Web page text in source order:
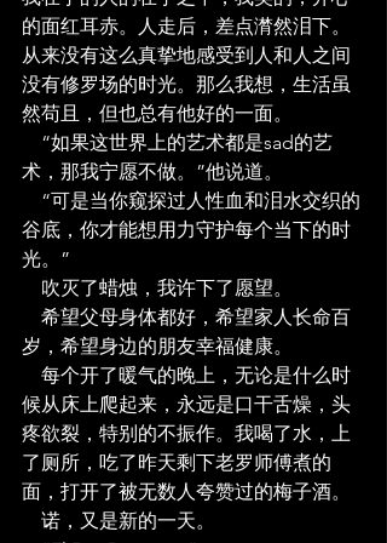
的面红耳赤。人走后，差点潸然泪下。
从来没有这么真挚地感受到人和人之间
没有修罗场的时光。那么我想，生活虽
然苟且，但也总有他好的一面。
“如果这世界上的艺术都是sad的艺
术，那我宁愿不做。”他说道。
“可是当你窥探过人性血和泪水交织的
谷底，你才能想用力守护每个当下的时
光。”
吹灭了蜡烛，我许下了愿望。
希望父母身体都好，希望家人长命百
岁，希望身边的朋友幸福健康。
每个开了暖气的晚上，无论是什么时
候从床上爬起来，永远是口干舌燥，头
疼欲裂，特别的不振作。我喝了水，上
了厕所，吃了昨天剩下老罗师傅煮的
面，打开了被无数人夸赞过的梅子酒。
诺，又是新的一天。